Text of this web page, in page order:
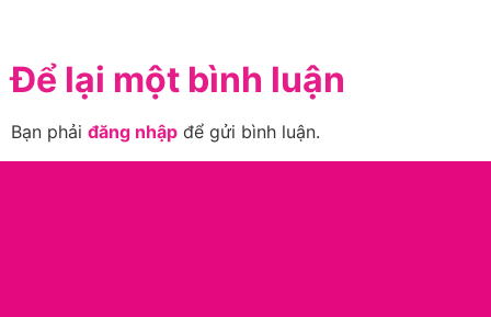
Để lại một bình luận
Bạn phải đăng nhập để gửi bình luận.